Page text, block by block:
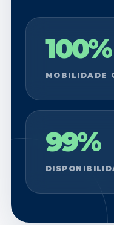
100%
MOBILIDADE
99%